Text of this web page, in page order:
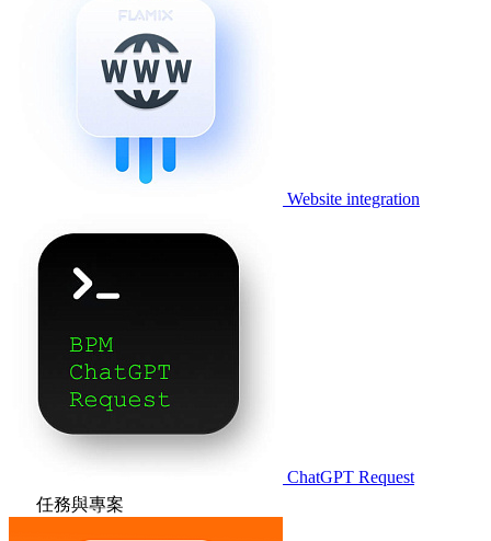
Website integration
ChatGPT Request
任務與專案